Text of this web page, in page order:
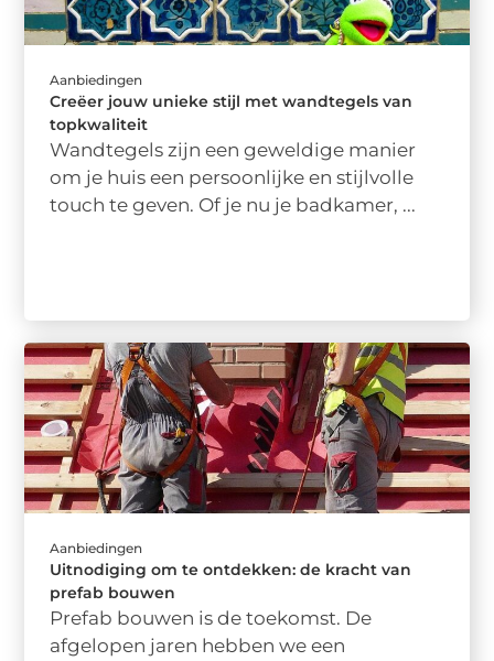
Aanbiedingen
Creëer jouw unieke stijl met wandtegels van
topkwaliteit
Wandtegels zijn een geweldige manier
om je huis een persoonlijke en stijlvolle
touch te geven. Of je nu je badkamer, ...
Aanbiedingen
Uitnodiging om te ontdekken: de kracht van
prefab bouwen
Prefab bouwen is de toekomst. De
afgelopen jaren hebben we een